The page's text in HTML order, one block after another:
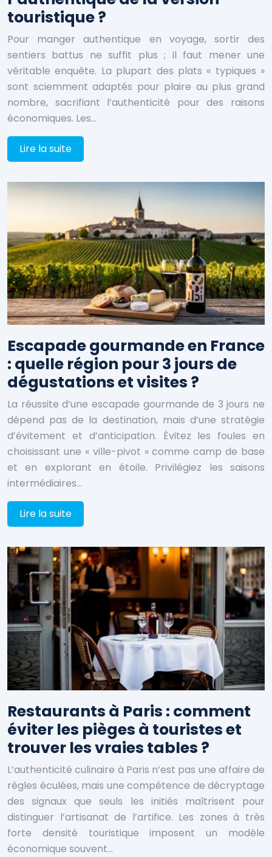
touristique ?
Pour manger authentique en voyage, sortir des
sentiers battus ne suffit plus ; il faut mener une
véritable enquête. La plupart des plats « typiques »
sont sciemment adaptés pour plaire au plus grand
nombre, sacrifiant l’authenticité pour des raisons
économiques. Les…
Lire la suite
Escapade gourmande en France
: quelle région pour 3 jours de
dégustations et visites ?
La réussite d’une escapade gourmande de 3 jours ne
dépend pas de la destination, mais d’une stratégie
d’évitement et d’anticipation. Évitez les foules en
choisissant une « ville-pivot » comme camp de base
et en explorant en étoile. Privilégiez les saisons
intermédiaires…
Lire la suite
Restaurants à Paris : comment
éviter les pièges à touristes et
trouver les vraies tables ?
L’authenticité culinaire à Paris n’est pas une affaire de
règles éculées, mais une compétence de décryptage
des signaux que seuls les initiés maîtrisent pour
distinguer l’artisanat de l’artifice. Les zones à très
forte densité touristique imposent un modèle
économique souvent…